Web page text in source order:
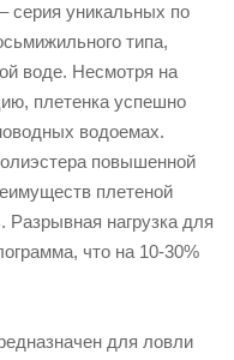
серия уникальных по
типа,
воде. Несмотря на
плетенка успешно
водоемах.
повышенной
плетеной
Разрывная нагрузка для
что на 10-30%
для ловли